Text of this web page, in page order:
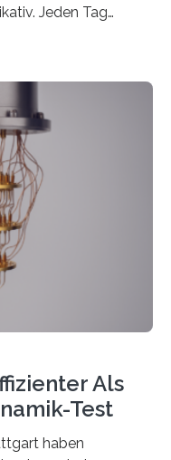
Jeden Tag
Neue
ist der Alltag in
die dieses Jahr 100
UNESCO 2025 zum
und -
nun hat eine
den
Als
Test
haben